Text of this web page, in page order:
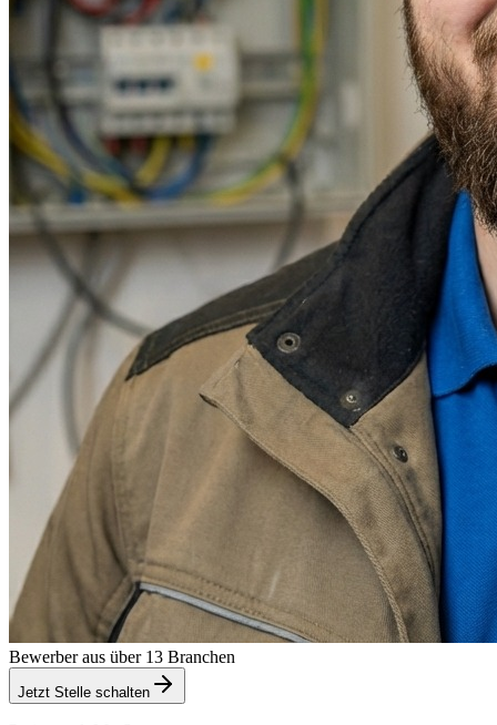
Bewerber aus über 13 Branchen
Jetzt Stelle schalten